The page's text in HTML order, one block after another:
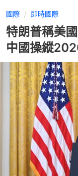
國際 即時國際
特朗普稱美
中國操縱